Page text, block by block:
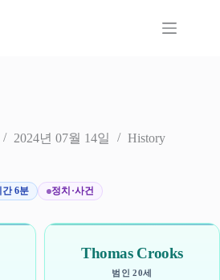
2024년 07월 14일 History
간 6분 정치·사건
Thomas Crooks
범인 20세